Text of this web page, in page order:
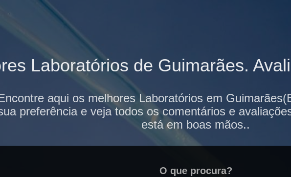
Laboratórios de Guimarães.
aqui os melhores Laboratórios em
preferência e veja todos os comentários e
está em boas mãos..
O que procura?